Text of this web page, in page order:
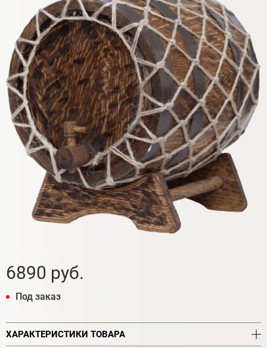
6890 руб.
Под заказ
ХАРАКТЕРИСТИКИ ТОВАРА